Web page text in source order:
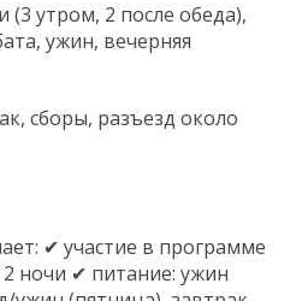
(3 утром, 2 после обеда),
ужин, вечерняя
сборы, разъезд около
✔ участие в программе
ночи ✔ питание: ужин